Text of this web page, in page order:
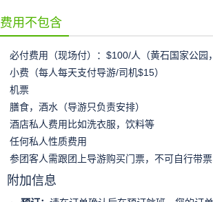
费用不包含
必付费用（现场付）：$100/人（黄石国家公园
小费（每人每天支付导游/司机$15）
机票
膳食，酒水（导游只负责安排）
酒店私人费用比如洗衣服，饮料等
任何私人性质费用
参团客人需跟团上导游购买门票，不可自行带
附加信息